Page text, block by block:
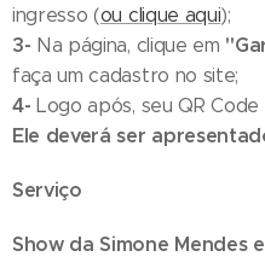
ingresso (ou clique aqui);
3- Na página, clique em
faça um cadastro no site;
4- Logo após, seu QR
Ele deverá ser
Serviço
Show da Simone Mendes